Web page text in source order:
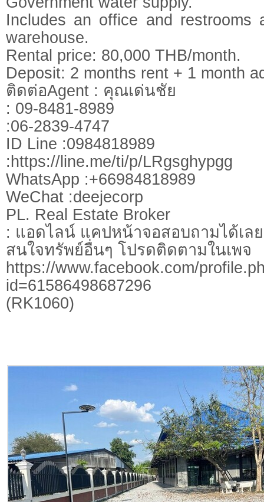
Includes an office and
warehouse.
Rental price: 80,000 THB/month.
Deposit: 2 months rent + 1 month
ติดต่อAgent : คุณเด่นชัย
: 09-8481-8989
:06-2839-4747
ID Line :0984818989
:https://line.me/ti/p/LRgsghypgg
WhatsApp :+66984818989
WeChat :deejecorp
PL. Real Estate Broker
: แอดไลน์ แคปหน้าจอสอบถามได้เล
สนใจทรัพย์อื่นๆ โปรดติดตามในเพจ
https://www.facebook.com/
id=61586498687296
(RK1060)